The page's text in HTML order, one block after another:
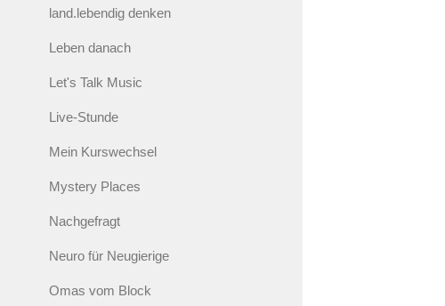
land.lebendig denken
Leben danach
Let's Talk Music
Live-Stunde
Mein Kurswechsel
Mystery Places
Nachgefragt
Neuro für Neugierige
Omas vom Block